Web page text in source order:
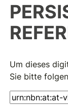
Um dieses
Sie bitte